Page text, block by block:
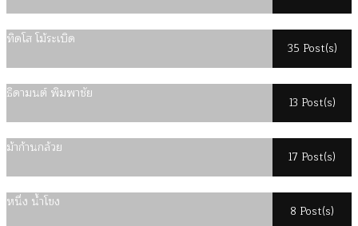
ทิดโส โม้ระเบิด
35 Post(s)
ธิดามนต์ พิมพาชัย
13 Post(s)
ม้าก้านกล้วย
17 Post(s)
หนึ่ง น้ำโขง
8 Post(s)